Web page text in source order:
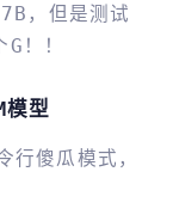
，但是测试
！！
型
傻瓜模式，